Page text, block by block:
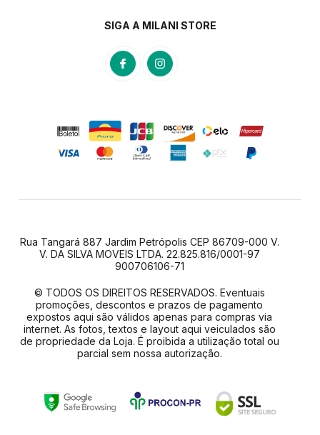
SIGA A MILANI STORE
Rua Tangará 887 Jardim Petrópolis CEP 86709-000 V.
V. DA SILVA MOVEIS LTDA. 22.825.816/0001-97
900706106-71
© TODOS OS DIREITOS RESERVADOS. Eventuais
promoções, descontos e prazos de pagamento
expostos aqui são válidos apenas para compras via
internet. As fotos, textos e layout aqui veiculados são
de propriedade da Loja. É proibida a utilização total ou
parcial sem nossa autorização.